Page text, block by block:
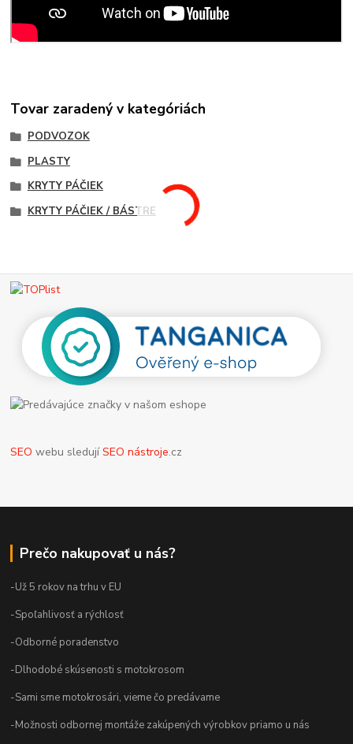
Tovar zaradený v kategóriách
PODVOZOK
PLASTY
KRYTY PÁČIEK
KRYTY PÁČIEK / BÁSTRE
SEO webu sledujíSEO nástroje.cz
Prečo nakupovať u nás?
-Už 5 rokov na trhu v EU
-Spoľahlivosť a rýchlosť
-Odborné poradenstvo
-Dlhodobé skúsenosti s motokrosom
-Sami sme motokrosári, vieme čo predávame
-Možnosti odbornej montáže zakúpených výrobkov priamo u nás